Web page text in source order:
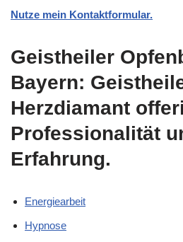
Nutze mein Kontaktformular.
Geistheiler
Bayern:
Herzdiamant
Professionalität
Erfahrung.
Energiearbeit
Hypnose